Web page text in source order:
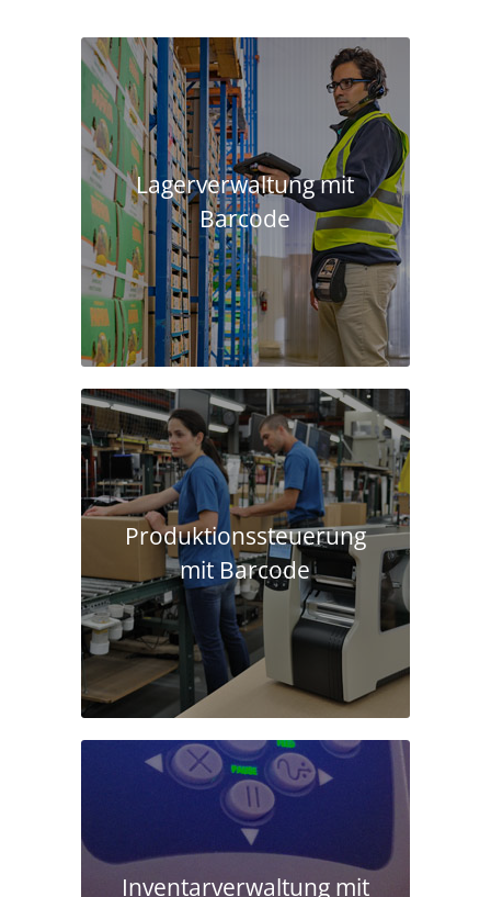
Lagerverwaltung mit
Barcode
Produktions­steuerung
mit Barcode
Inventarverwaltung mit